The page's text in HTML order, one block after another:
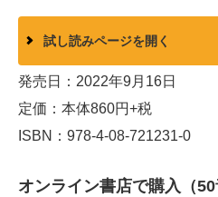
試し読みページを開く
発売日：2022年9月16日
定価：本体860円+税
ISBN：978-4-08-721231-0
オンライン書店で購入（50